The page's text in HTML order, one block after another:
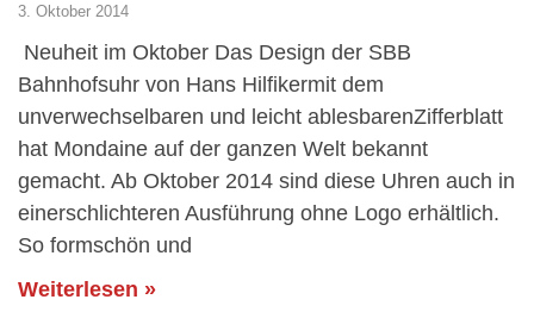
3. Oktober 2014
Neuheit im Oktober Das Design der SBB
Bahnhofsuhr von Hans Hilfikermit dem
unverwechselbaren und leicht ablesbarenZifferblatt
hat Mondaine auf der ganzen Welt bekannt
gemacht. Ab Oktober 2014 sind diese Uhren auch in
einerschlichteren Ausführung ohne Logo erhältlich.
So formschön und
Weiterlesen »